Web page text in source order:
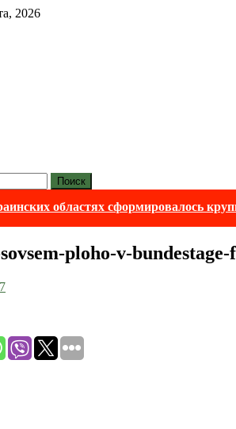
2026
областях сформировалось
ploho-v-